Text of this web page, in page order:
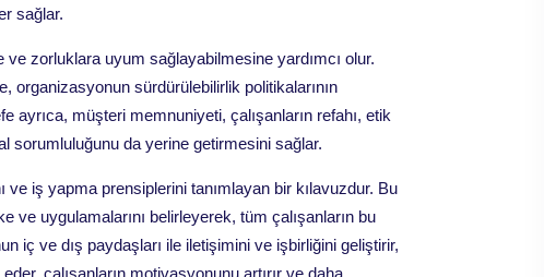
sağlar.
zorluklara uyum sağlayabilmesine yardımcı olur.
organizasyonun sürdürülebilirlik politikalarının
ayrıca, müşteri memnuniyeti, çalışanların refahı, etik
sorumluluğunu da yerine getirmesini sağlar.
iş yapma prensiplerini tanımlayan bir kılavuzdur. Bu
ve uygulamalarını belirleyerek, tüm çalışanların bu
iç ve dış paydaşları ile iletişimini ve işbirliğini geliştirir,
çalışanların motivasyonunu artırır ve daha